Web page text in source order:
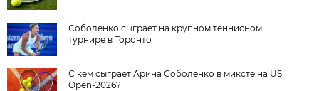
Соболенко сыграет на крупном теннисном
турнире в Торонто
С кем сыграет Арина Соболенко в миксте на US
Open-2026?